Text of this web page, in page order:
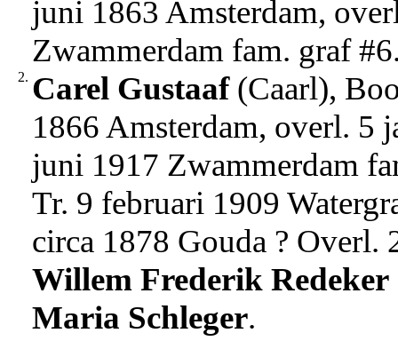
juni 1863 Amsterdam,
Zwammerdam fam. graf
2. Carel Gustaaf(Caarl),
1866 Amsterdam, overl. 5
juni 1917 Zwammerdam
Tr. 9 februari 1909
circa 1878 Gouda ? Overl.
Willem Frederik Redeker
Maria Schleger.